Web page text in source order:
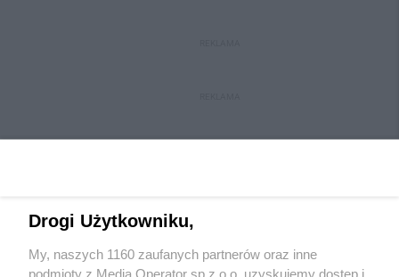
Wydawca mediówlokalnych
Drogi Użytkowniku,
My, naszych 1160 zaufanych partnerów oraz inne
podmioty z Media Operator sp z.o.o. uzyskujemy dostęp i